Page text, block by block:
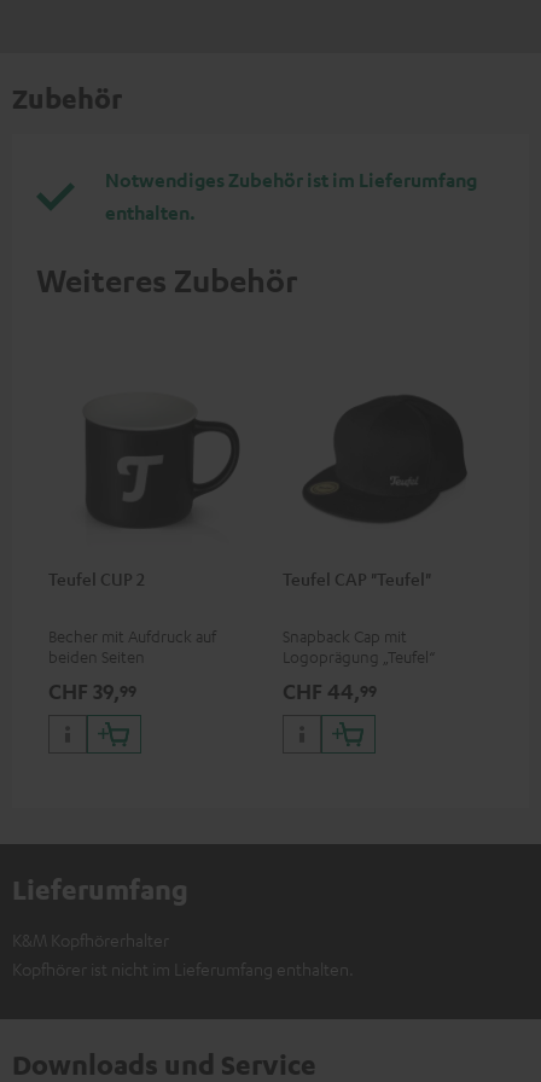
Zubehör
Notwendiges Zubehör ist im Lieferumfang
enthalten.
Weiteres Zubehör
Teufel CUP 2
Becher mit Aufdruck auf
beiden Seiten
CHF 39,99
Teufel CAP "Teufel"
Snapback Cap mit
Logoprägung „Teufel“
CHF 44,99
Lieferumfang
K&M Kopfhörerhalter
Kopfhörer ist nicht im Lieferumfang enthalten.
Downloads und Service